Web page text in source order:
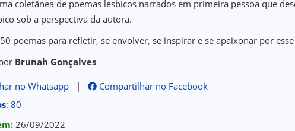
coletânea de poemas lésbicos narrados em primeira pessoa que
sob a perspectiva da autora.
poemas para refletir, se envolver, se inspirar e se apaixonar por
Brunah Gonçalves
no Whatsapp |
Compartilhar no Facebook
: 80
26/09/2022